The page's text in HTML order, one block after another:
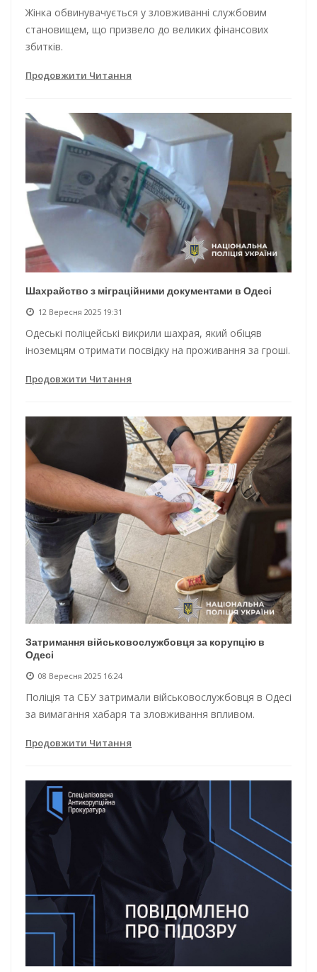
Жінка обвинувачується у зловживанні службовим
становищем, що призвело до великих фінансових
збитків.
Продовжити Читання
Шахрайство з міграційними документами в Одесі
12 Вересня 2025 19:31
Одеські поліцейські викрили шахрая, який обіцяв
іноземцям отримати посвідку на проживання за гроші.
Продовжити Читання
Затримання військовослужбовця за корупцію в
Одесі
08 Вересня 2025 16:24
Поліція та СБУ затримали військовослужбовця в Одесі
за вимагання хабаря та зловживання впливом.
Продовжити Читання